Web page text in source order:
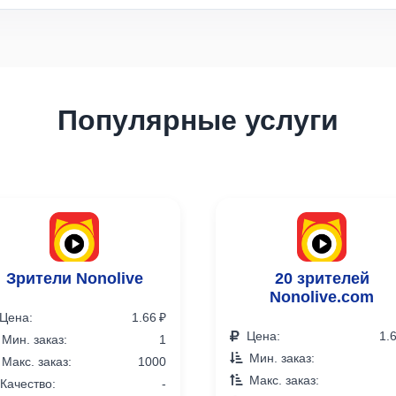
Популярные услуги
Зрители Nonolive
1.66 ₽
заказ:
1
заказ:
1000
-
20 зрителей
Nonolive.com
Цена:
Мин. заказ:
Макс. заказ: